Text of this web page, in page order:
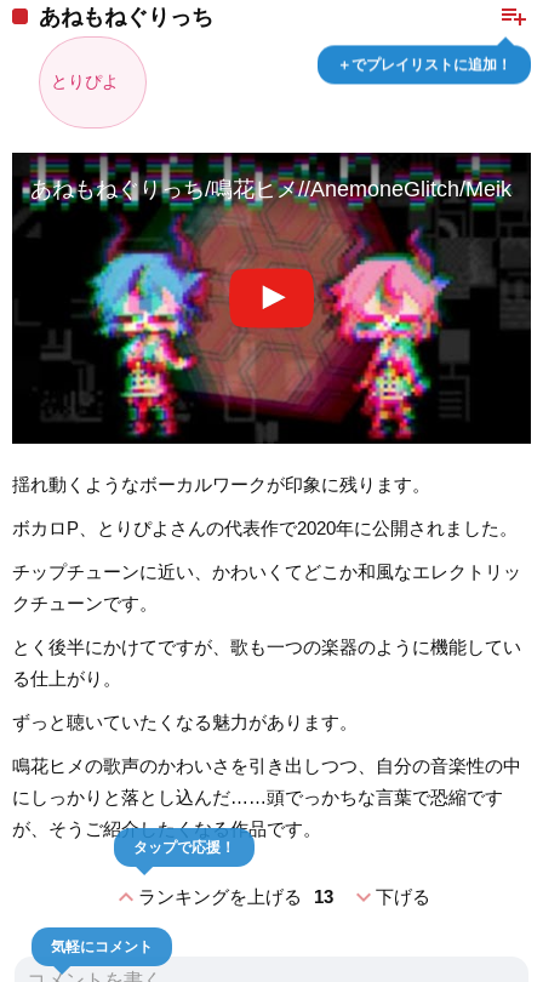
playlist_add
＋でプレイリストに追加！
あねもねぐりっち
とりぴよ
あねもねぐりっち/鳴花ヒメ//AnemoneGlitch/
揺れ動くようなボーカルワークが印象に残ります。
ボカロP、とりぴよさんの代表作で2020年に公開されました。
チップチューンに近い、かわいくてどこか和風なエレクトリッ
クチューンです。
とく後半にかけてですが、歌も一つの楽器のように機能してい
る仕上がり。
ずっと聴いていたくなる魅力があります。
鳴花ヒメの歌声のかわいさを引き出しつつ、自分の音楽性の中
にしっかりと落とし込んだ……頭でっかちな言葉で恐縮です
が、そうご紹介したくなる作品です。
expand_lessランキングを上げる 13
タップで応援！
expand_more下げる
気軽にコメント